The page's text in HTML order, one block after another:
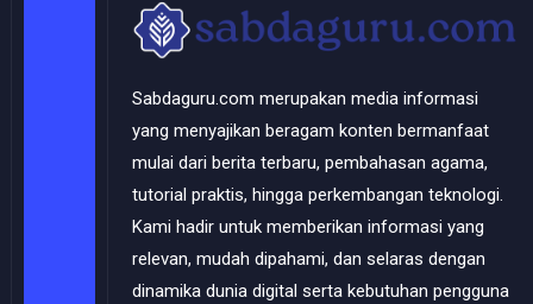
Sabdaguru.com merupakan media informasi
yang menyajikan beragam konten bermanfaat
mulai dari berita terbaru, pembahasan agama,
tutorial praktis, hingga perkembangan teknologi.
Kami hadir untuk memberikan informasi yang
relevan, mudah dipahami, dan selaras dengan
dinamika dunia digital serta kebutuhan pengguna